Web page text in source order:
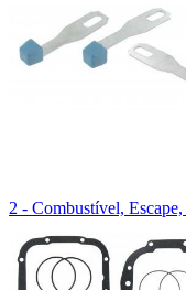
2 - Combustível,